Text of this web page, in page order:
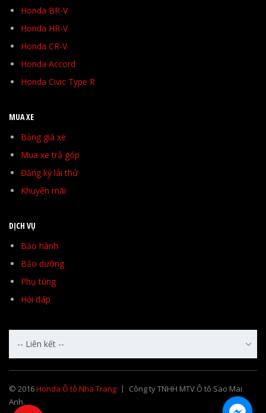
Honda BR-V
Honda HR-V
Honda CR-V
Honda Accord
Honda Civic Type R
MUA XE
Bảng giá xe
Mua xe trả góp
Đăng ký lái thử
Khuyến mãi
DỊCH VỤ
Bảo hành
Bảo dưỡng
Phụ tùng
Hỏi đáp
-- Liên kết --
© 2016Honda Ô tô Nha Trang
Công ty TNHH MTV Ô tô Sao Mai
Anh.